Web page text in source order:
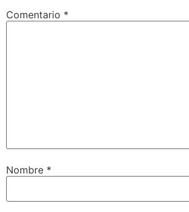
Comentario *
Nombre *